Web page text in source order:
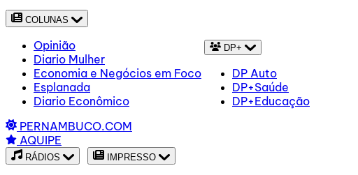
COLUNAS
Opinião
Diario Mulher
Economia e Negócios em Foco
Esplanada
Diario Econômico
DP+
DP Auto
DP+Saúde
DP+Educação
PERNAMBUCO.COM
AQUIPE
RÁDIOS IMPRESSO